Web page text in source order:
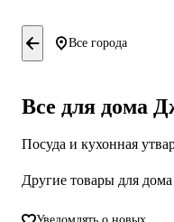
Все города
Все для дома
Посуда и кухонная
Другие товары для дома